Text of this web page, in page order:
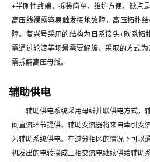
+半刚性终端，拆装简单，维护方便。缺点
高压线裸露容易触发接地故障，高压拓扑
障。复兴号采用的结构为日系接头+欧系
需通过轮渡等场景需要解编，采取的方式
需拆解高压母线。
辅助供电
辅助供电系统采用母线并联供电方式，
间直流环节提供。辅助变流器将来自牵引变
为辅助系统供电。在过分相区的情况下可以
机发出的电转换成三相交流电继续供给辅助